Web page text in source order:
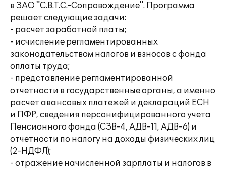
в ЗАО "С.В.Т.С.-Сопровождение". Программа
решает следующие задачи:
- расчет заработной платы;
- исчисление регламентированных
законодательством налогов и взносов с фонда
оплаты труда;
- представление регламентированной
отчетности в государственные органы, а именно
расчет авансовых платежей и деклараций ЕСН
и ПФР, сведения персонифицированного учета
Пенсионного фонда (СЗВ-4, АДВ-11, АДВ-6) и
отчетности по налогу на доходы физических лиц
(2-НДФЛ);
- отражение начисленной зарплаты и налогов в